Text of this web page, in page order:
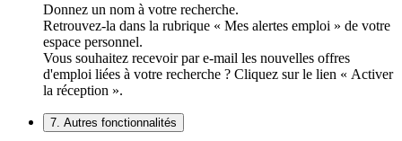
Donnez un nom à votre recherche.
Retrouvez-la dans la rubrique « Mes alertes emploi » de votre
espace personnel.
Vous souhaitez recevoir par e-mail les nouvelles offres
d'emploi liées à votre recherche ? Cliquez sur le lien « Activer
la réception ».
7. Autres fonctionnalités